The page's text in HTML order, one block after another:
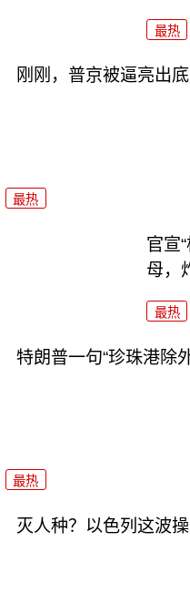
最热
刚刚，普京被逼亮出
最热
官宣
母，
最热
特朗普一句“珍珠港除
最热
灭人种？以色列这波